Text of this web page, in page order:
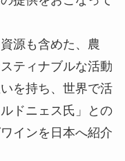
源も含めた、農
ティナブルな活動
を持ち、世界で活
ドニェス氏」との
インを日本へ紹介